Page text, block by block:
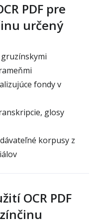
PDF pre
určený
fondy v
glosy
korpusy z
OCR PDF